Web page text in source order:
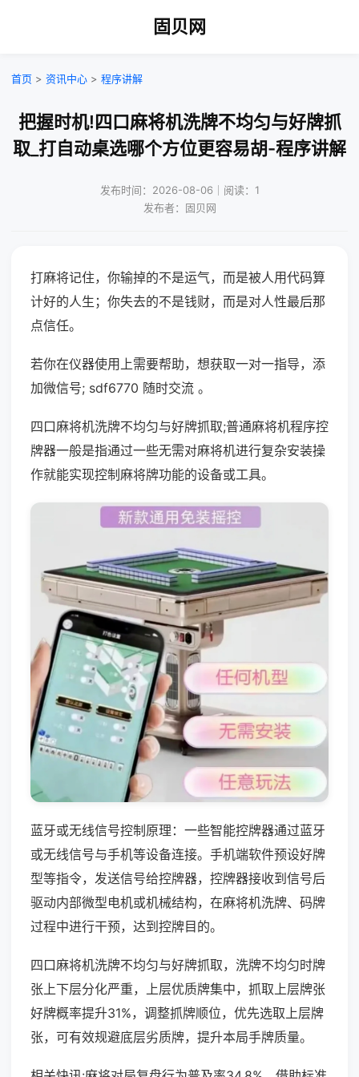
固贝网
首页 > 资讯中心 > 程序讲解
把握时机!四口麻将机洗牌不均匀与好牌抓
取_打自动桌选哪个方位更容易胡-程序讲解
发布时间：2026-08-06｜阅读：1
发布者：固贝网
打麻将记住，你输掉的不是运气，而是被人用代码算
计好的人生；你失去的不是钱财，而是对人性最后那
点信任。
若你在仪器使用上需要帮助，想获取一对一指导，添
加微信号; sdf6770 随时交流 。
四口麻将机洗牌不均匀与好牌抓取;普通麻将机程序控
牌器一般是指通过一些无需对麻将机进行复杂安装操
作就能实现控制麻将牌功能的设备或工具。
蓝牙或无线信号控制原理：一些智能控牌器通过蓝牙
或无线信号与手机等设备连接。手机端软件预设好牌
型等指令，发送信号给控牌器，控牌器接收到信号后
驱动内部微型电机或机械结构，在麻将机洗牌、码牌
过程中进行干预，达到控牌目的。
四口麻将机洗牌不均匀与好牌抓取，洗牌不均匀时牌
张上下层分化严重，上层优质牌集中，抓取上层牌张
好牌概率提升31%，调整抓牌顺位，优先选取上层牌
张，可有效规避底层劣质牌，提升本局手牌质量。